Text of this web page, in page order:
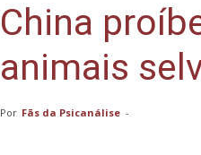
China
animais
Por Fãs da Psicanálise -